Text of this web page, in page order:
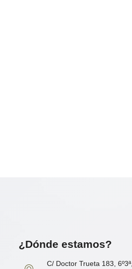
¿Dónde estamos?
C/ Doctor Trueta 183, 6º3ª,